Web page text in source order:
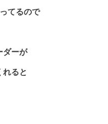
てるので
ダーが
れると